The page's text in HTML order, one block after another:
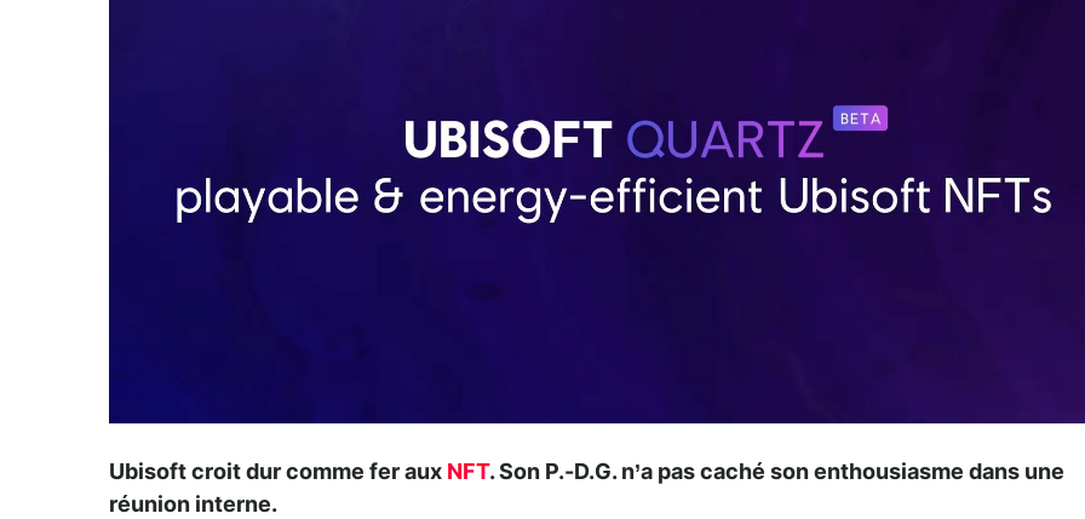
Ubisoft croit dur comme fer aux NFT. Son P.-D.G. n’a pas caché son enthousiasme dans une
réunion interne.